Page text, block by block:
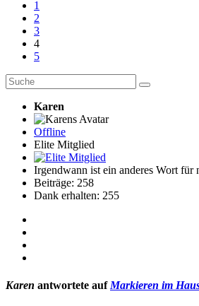
1
2
3
4
5
Karen
Offline
Elite Mitglied
Irgendwann ist ein anderes Wort für
Beiträge: 258
Dank erhalten: 255
Karen antwortete auf Markieren im